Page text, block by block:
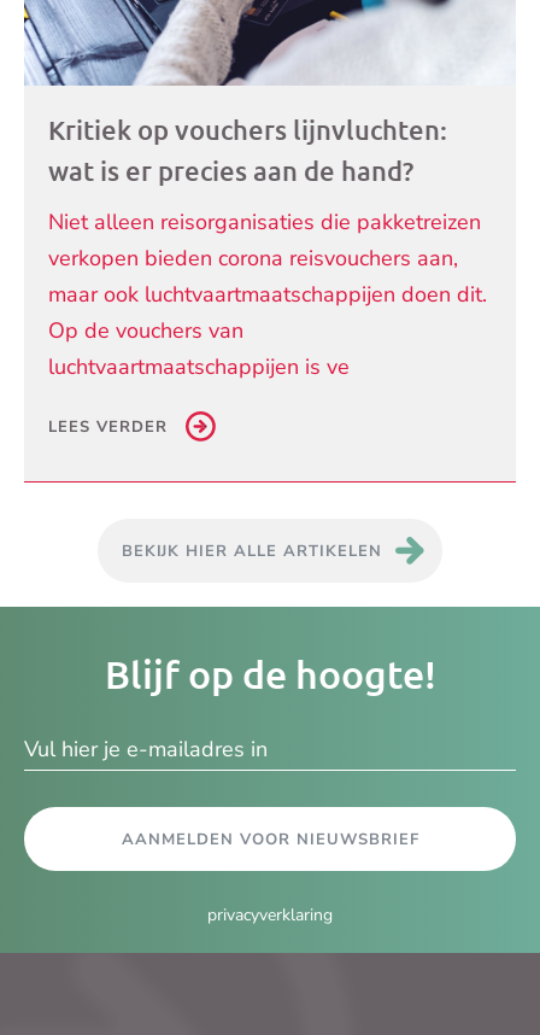
Kritiek op vouchers lijnvluchten:
wat is er precies aan de hand?
Niet alleen reisorganisaties die pakketreizen
verkopen bieden corona reisvouchers aan,
maar ook luchtvaartmaatschappijen doen dit.
Op de vouchers van
luchtvaartmaatschappijen is ve
LEES VERDER
BEKIJK HIER ALLE ARTIKELEN
Blijf op de hoogte!
AANMELDEN VOOR NIEUWSBRIEF
privacyverklaring